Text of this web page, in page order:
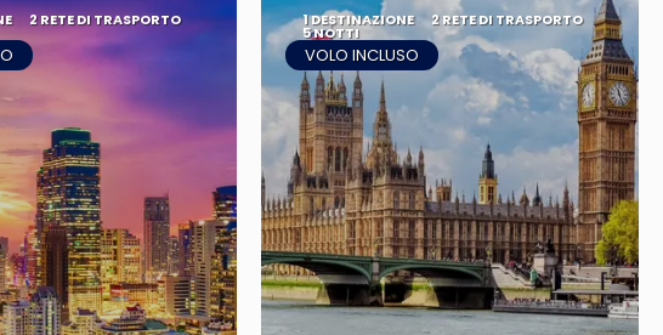
2 RETE DI TRASPORTO 1 DESTINAZIONE 2 RETE DI TRASPORTO
5 NOTTI
VOLO INCLUSO